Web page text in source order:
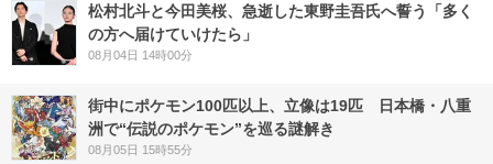
松村北斗と今田美桜、急逝した東野圭吾氏へ誓う「多く
の方へ届けていけたら」
08月04日 14時00分
街中にポケモン100匹以上、立像は19匹 日本橋・八重
洲で“伝説のポケモン”を巡る謎解き
08月05日 15時55分